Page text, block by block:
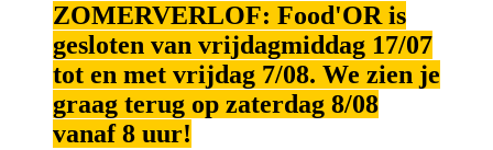
ZOMERVERLOF: Food'OR is
gesloten van vrijdagmiddag 17/07
tot en met vrijdag 7/08. We zien je
graag terug op zaterdag 8/08
vanaf 8 uur!